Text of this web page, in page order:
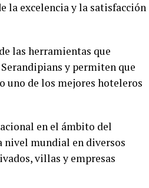
la excelencia y la satisfacción
las herramientas que
y permiten que
uno de los mejores hoteleros
en el ámbito del
nivel mundial en diversos
villas y empresas